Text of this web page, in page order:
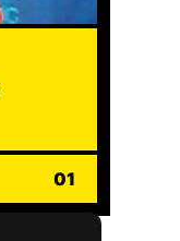
01